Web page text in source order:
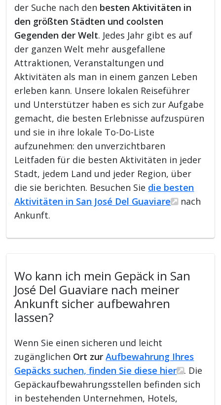
der Suche nach den besten Aktivitäten in
den größten Städten und coolsten
Gegenden der Welt. Jedes Jahr gibt es auf
der ganzen Welt mehr ausgefallene
Attraktionen, Veranstaltungen und
Aktivitäten als man in einem ganzen Leben
erleben kann. Unsere lokalen Reiseführer
und Unterstützer haben es sich zur Aufgabe
gemacht, die besten Erlebnisse aufzuspüren
und sie in ihre lokale To-Do-Liste
aufzunehmen: den unverzichtbaren
Leitfaden für die besten Aktivitäten in jeder
Stadt, jedem Land und jeder Region, über
die sie berichten. Besuchen Sie die besten
Aktivitäten in San José Del Guaviare
nach
Ankunft.
Wo kann ich mein Gepäck in San
José Del Guaviare nach meiner
Ankunft sicher aufbewahren
lassen?
Wenn Sie einen sicheren und leicht
zugänglichen Ort zurAufbewahrung Ihres
Gepäcks suchen, finden Sie diese hier
. Die
Gepäckaufbewahrungsstellen befinden sich
in bestehenden Unternehmen, Hotels,